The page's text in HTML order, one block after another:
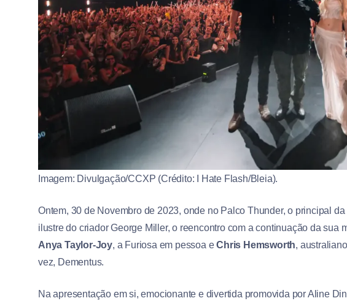
Imagem: Divulgação/CCXP (Crédito: I Hate Flash/Bleia).
Ontem, 30 de Novembro de 2023, onde no Palco Thunder, o principal da
ilustre do criador George Miller, o reencontro com a continuação da sua
Anya Taylor-Joy, a Furiosa em pessoa eChris Hemsworth,
vez, Dementus.
Na apresentação em si, emocionante e divertida promovida por Aline